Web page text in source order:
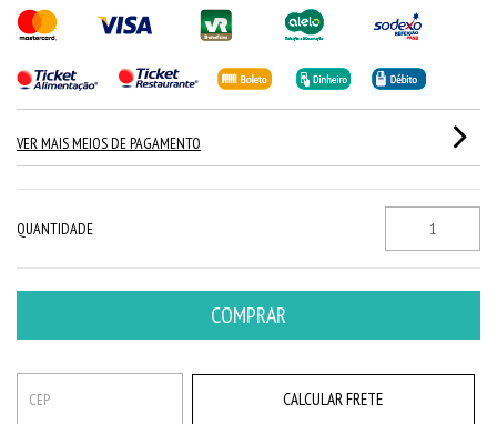
VER MAIS MEIOS DE PAGAMENTO
QUANTIDADE
CALCULAR FRETE